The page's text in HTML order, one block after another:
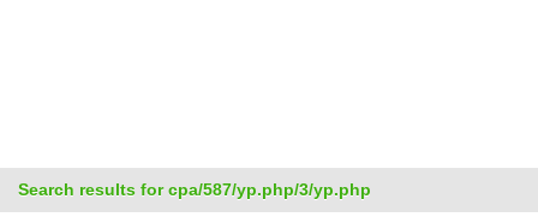
Search results for cpa/587/yp.php/3/yp.php